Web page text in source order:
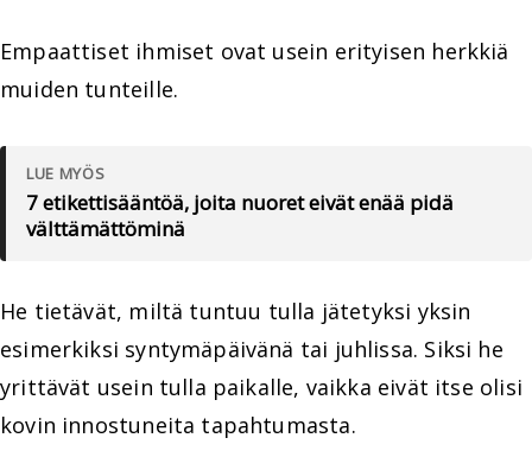
Empaattiset ihmiset ovat usein erityisen herkkiä
muiden tunteille.
LUE MYÖS
7 etikettisääntöä, joita nuoret eivät enää pidä
välttämättöminä
He tietävät, miltä tuntuu tulla jätetyksi yksin
esimerkiksi syntymäpäivänä tai juhlissa. Siksi he
yrittävät usein tulla paikalle, vaikka eivät itse olisi
kovin innostuneita tapahtumasta.